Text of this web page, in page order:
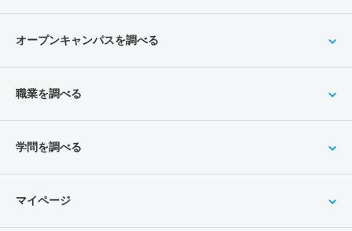
オープンキャンパスを調べる
職業を調べる
学問を調べる
マイページ